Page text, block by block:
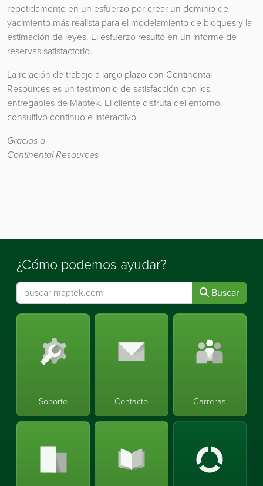
repetidamente en un esfuerzo por crear un dominio de
yacimiento más realista para el modelamiento de bloques y la
estimación de leyes. El esfuerzo resultó en un informe de
reservas satisfactorio.
La relación de trabajo a largo plazo con Continental
Resources es un testimonio de satisfacción con los
entregables de Maptek. El cliente disfruta del entorno
consultivo continuo e interactivo.
Gracias a
Continental Resources
¿Cómo podemos ayudar?
Buscar
Soporte Contacto Carreras